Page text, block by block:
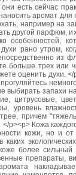
они есть сейчас
аромат
например на
другой парфюм,
особенностей,
рано утром,
из
больше трех или
оценить духи.
выбирать запахи
цитрусовые,
уровень
причем
p><p> Кожа
кожи, но и от
каких
более сильный
препараты,